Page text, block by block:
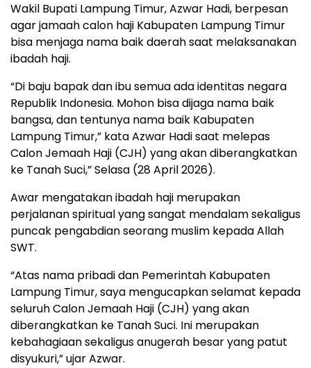
Wakil Bupati Lampung Timur, Azwar Hadi, berpesan
agar jamaah calon haji Kabupaten Lampung Timur
bisa menjaga nama baik daerah saat melaksanakan
ibadah haji.
“Di baju bapak dan ibu semua ada identitas negara
Republik Indonesia. Mohon bisa dijaga nama baik
bangsa, dan tentunya nama baik Kabupaten
Lampung Timur,” kata Azwar Hadi saat melepas
Calon Jemaah Haji (CJH) yang akan diberangkatkan
ke Tanah Suci,” Selasa (28 April 2026).
Awar mengatakan ibadah haji merupakan
perjalanan spiritual yang sangat mendalam sekaligus
puncak pengabdian seorang muslim kepada Allah
SWT.
“Atas nama pribadi dan Pemerintah Kabupaten
Lampung Timur, saya mengucapkan selamat kepada
seluruh Calon Jemaah Haji (CJH) yang akan
diberangkatkan ke Tanah Suci. Ini merupakan
kebahagiaan sekaligus anugerah besar yang patut
disyukuri,” ujar Azwar.